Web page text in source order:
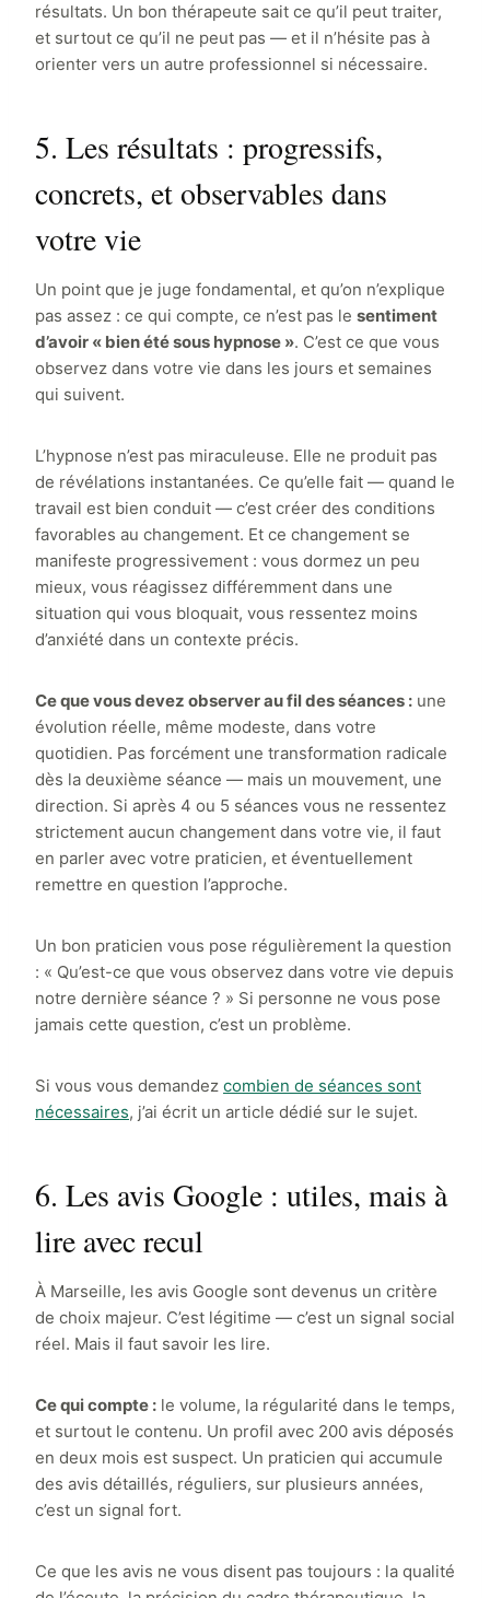
résultats. Un bon thérapeute sait ce qu’il peut traiter,
et surtout ce qu’il ne peut pas — et il n’hésite pas à
orienter vers un autre professionnel si nécessaire.
5. Les résultats : progressifs,
concrets, et observables dans
votre vie
Un point que je juge fondamental, et qu’on n’explique
pas assez : ce qui compte, ce n’est pas le sentiment
d’avoir « bien été sous hypnose ». C’est ce que vous
observez dans votre vie dans les jours et semaines
qui suivent.
L’hypnose n’est pas miraculeuse. Elle ne produit pas
de révélations instantanées. Ce qu’elle fait — quand le
travail est bien conduit — c’est créer des conditions
favorables au changement. Et ce changement se
manifeste progressivement : vous dormez un peu
mieux, vous réagissez différemment dans une
situation qui vous bloquait, vous ressentez moins
d’anxiété dans un contexte précis.
Ce que vous devez observer au fil des séances : une
évolution réelle, même modeste, dans votre
quotidien. Pas forcément une transformation radicale
dès la deuxième séance — mais un mouvement, une
direction. Si après 4 ou 5 séances vous ne ressentez
strictement aucun changement dans votre vie, il faut
en parler avec votre praticien, et éventuellement
remettre en question l’approche.
Un bon praticien vous pose régulièrement la question
: « Qu’est-ce que vous observez dans votre vie depuis
notre dernière séance ? » Si personne ne vous pose
jamais cette question, c’est un problème.
Si vous vous demandez combien de séances sont
nécessaires, j’ai écrit un article dédié sur le sujet.
6. Les avis Google : utiles, mais à
lire avec recul
À Marseille, les avis Google sont devenus un critère
de choix majeur. C’est légitime — c’est un signal social
réel. Mais il faut savoir les lire.
Ce qui compte : le volume, la régularité dans le temps,
et surtout le contenu. Un profil avec 200 avis déposés
en deux mois est suspect. Un praticien qui accumule
des avis détaillés, réguliers, sur plusieurs années,
c’est un signal fort.
Ce que les avis ne vous disent pas toujours : la qualité